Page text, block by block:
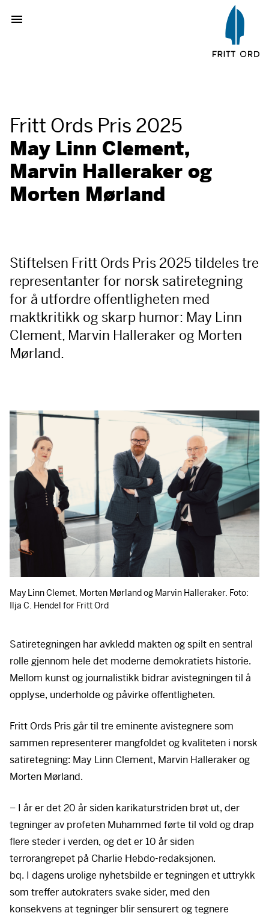
Fritt Ords Pris 2025
May Linn Clement,
Marvin Halleraker og
Morten Mørland
Stiftelsen Fritt Ords Pris 2025 tildeles tre
representanter for norsk satiretegning
for å utfordre offentligheten med
maktkritikk og skarp humor: May Linn
Clement, Marvin Halleraker og Morten
Mørland.
May Linn Clemet, Morten Mørland og Marvin Halleraker. Foto:
Ilja C. Hendel for Fritt Ord
Satiretegningen har avkledd makten og spilt en sentral
rolle gjennom hele det moderne demokratiets historie.
Mellom kunst og journalistikk bidrar avistegningen til å
opplyse, underholde og påvirke offentligheten.
Fritt Ords Pris går til tre eminente avistegnere som
sammen representerer mangfoldet og kvaliteten i norsk
satiretegning: May Linn Clement, Marvin Halleraker og
Morten Mørland.
– I år er det 20 år siden karikaturstriden brøt ut, der
tegninger av profeten Muhammed førte til vold og drap
flere steder i verden, og det er 10 år siden
terrorangrepet på Charlie Hebdo-redaksjonen.
bq. I dagens urolige nyhetsbilde er tegningen et uttrykk
som treffer autokraters svake sider, med den
konsekvens at tegninger blir sensurert og tegnere